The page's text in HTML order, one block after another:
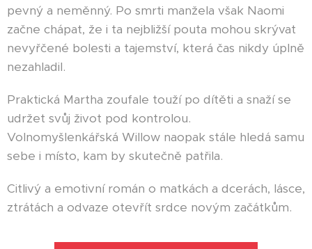
pevný a neměnný. Po smrti manžela však Naomi
začne chápat, že i ta nejbližší pouta mohou skrývat
nevyřčené bolesti a tajemství, která čas nikdy úplně
nezahladil.
Praktická Martha zoufale touží po dítěti a snaží se
udržet svůj život pod kontrolou.
Volnomyšlenkářská Willow naopak stále hledá samu
sebe i místo, kam by skutečně patřila.
Citlivý a emotivní román o matkách a dcerách, lásce,
ztrátách a odvaze otevřít srdce novým začátkům.